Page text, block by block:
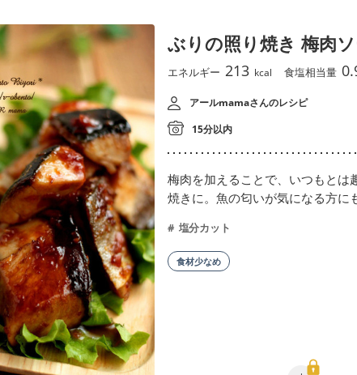
ぶりの照り焼き 梅肉
エネルギー 213 kcal 食塩相当量
アールmamaさんのレシピ
15分以内
梅肉を加えることで、いつもとは
焼きに。魚の匂いが気になる方に
塩分カット
食材少なめ